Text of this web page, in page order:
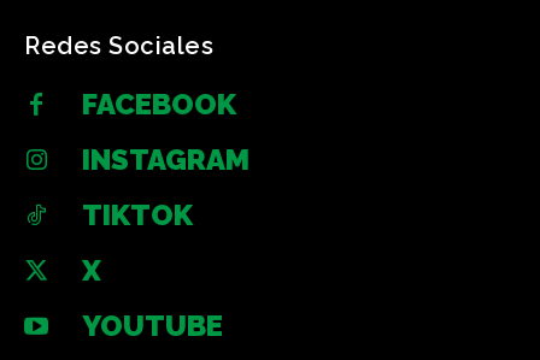
Redes Sociales
FACEBOOK
INSTAGRAM
TIKTOK
X
YOUTUBE